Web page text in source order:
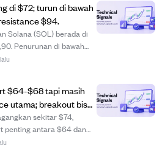
di $72; turun di bawah
$94.
Solana (SOL) berada di
Penurunan di bawah
turun ke $69 atau
$64-$68 tapi masih
utama; breakout bisa
sekitar $74,
penting antara $64 dan
garis resistance